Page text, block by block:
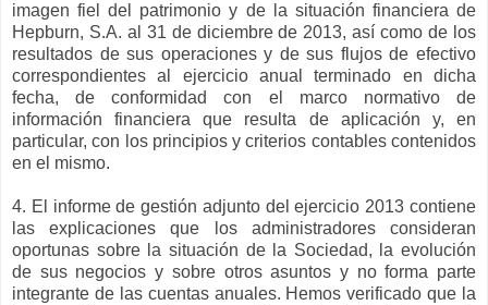
imagen fiel del patrimonio y de la situación financiera de
Hepburn, S.A. al 31 de diciembre de 2013, así como de los
resultados de sus operaciones y de sus flujos de efectivo
correspondientes al ejercicio anual terminado en dicha
fecha, de conformidad con el marco normativo de
información financiera que resulta de aplicación y, en
particular, con los principios y criterios contables contenidos
en el mismo.
4. El informe de gestión adjunto del ejercicio 2013 contiene
las explicaciones que los administradores consideran
oportunas sobre la situación de la Sociedad, la evolución
de sus negocios y sobre otros asuntos y no forma parte
integrante de las cuentas anuales. Hemos verificado que la